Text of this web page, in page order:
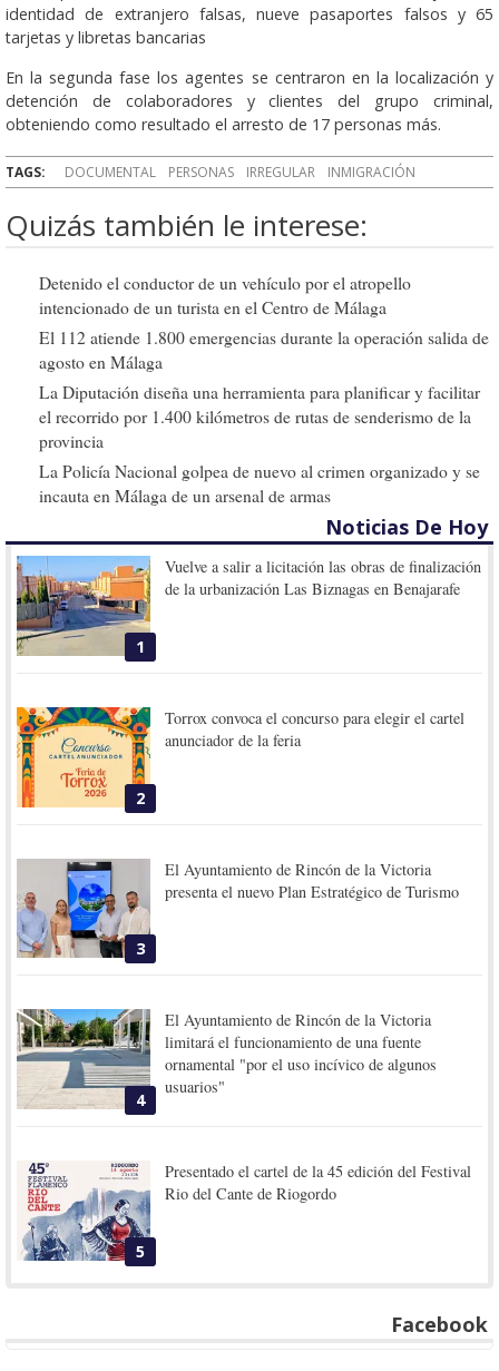
identidad de extranjero falsas, nueve pasaportes falsos y 65
tarjetas y libretas bancarias
En la segunda fase los agentes se centraron en la localización y
detención de colaboradores y clientes del grupo criminal,
obteniendo como resultado el arresto de 17 personas más.
TAGS: DOCUMENTAL PERSONAS IRREGULAR INMIGRACIÓN
Quizás también le interese:
Detenido el conductor de un vehículo por el atropello
intencionado de un turista en el Centro de Málaga
El 112 atiende 1.800 emergencias durante la operación salida de
agosto en Málaga
La Diputación diseña una herramienta para planificar y facilitar
el recorrido por 1.400 kilómetros de rutas de senderismo de la
provincia
La Policía Nacional golpea de nuevo al crimen organizado y se
incauta en Málaga de un arsenal de armas
Noticias De Hoy
1
Vuelve a salir a licitación las obras de finalización
de la urbanización Las Biznagas en Benajarafe
2
Torrox convoca el concurso para elegir el cartel
anunciador de la feria
3
El Ayuntamiento de Rincón de la Victoria
presenta el nuevo Plan Estratégico de Turismo
4
El Ayuntamiento de Rincón de la Victoria
limitará el funcionamiento de una fuente
ornamental "por el uso incívico de algunos
usuarios"
5
Presentado el cartel de la 45 edición del Festival
Rio del Cante de Riogordo
Facebook